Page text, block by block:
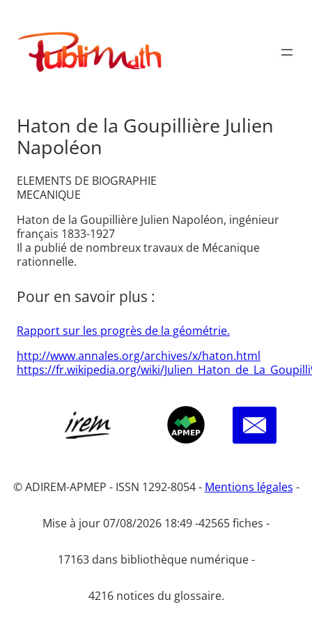
contenu
Publimath
Haton de la Goupillière Julien
Napoléon
ELEMENTS DE BIOGRAPHIE
MECANIQUE
Haton de la Goupillière Julien Napoléon, ingénieur
français 1833-1927
Il a publié de nombreux travaux de Mécanique
rationnelle.
Pour en savoir plus :
Rapport sur les progrès de la géométrie.
http://www.annales.org/archives/x/haton.html
https://fr.wikipedia.org/wiki/
© ADIREM-APMEP - ISSN 1292-8054 - Mentions légales -
Mise à jour 07/08/2026 18:49 -42565 fiches -
17163 dans bibliothèque numérique -
4216 notices du glossaire.